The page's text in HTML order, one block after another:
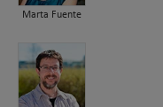
Marta Fuente